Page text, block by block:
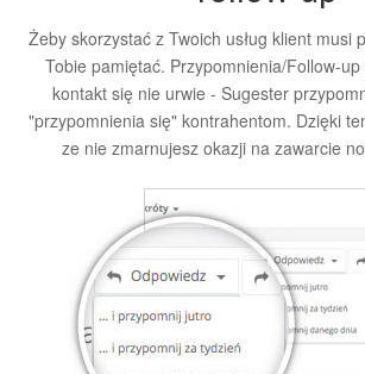
Żeby skorzystać z Twoich usług klient musi
Tobie pamiętać. Przypomnienia/Follow-
kontakt się nie urwie - Sugester
"przypomnienia się" kontrahentom. Dzięki
ze nie zmarnujesz okazji na zawarcie